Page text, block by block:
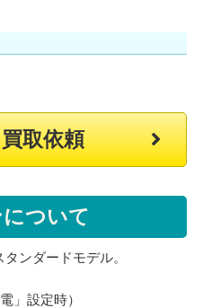
取依頼
ついて
ンダードモデル。
」設定時）